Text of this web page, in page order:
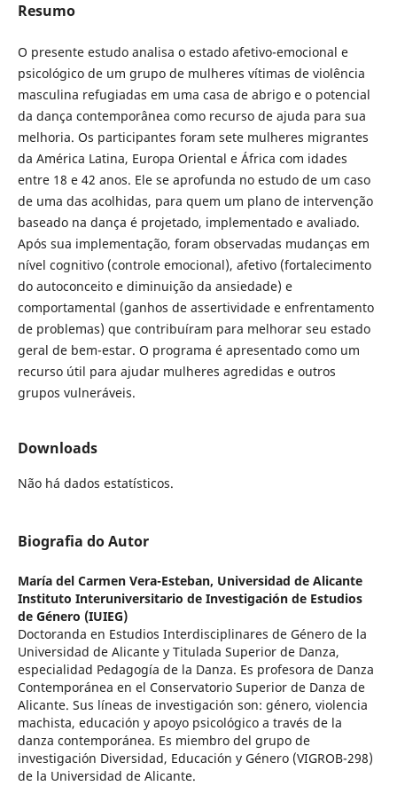
Resumo
O presente estudo analisa o estado afetivo-emocional e
psicológico de um grupo de mulheres vítimas de violência
masculina refugiadas em uma casa de abrigo e o potencial
da dança contemporânea como recurso de ajuda para sua
melhoria. Os participantes foram sete mulheres migrantes
da América Latina, Europa Oriental e África com idades
entre 18 e 42 anos. Ele se aprofunda no estudo de um caso
de uma das acolhidas, para quem um plano de intervenção
baseado na dança é projetado, implementado e avaliado.
Após sua implementação, foram observadas mudanças em
nível cognitivo (controle emocional), afetivo (fortalecimento
do autoconceito e diminuição da ansiedade) e
comportamental (ganhos de assertividade e enfrentamento
de problemas) que contribuíram para melhorar seu estado
geral de bem-estar. O programa é apresentado como um
recurso útil para ajudar mulheres agredidas e outros
grupos vulneráveis.
Downloads
Não há dados estatísticos.
Biografia do Autor
María del Carmen Vera-Esteban, Universidad de Alicante
Instituto Interuniversitario de Investigación de Estudios
de Género (IUIEG)
Doctoranda en Estudios Interdisciplinares de Género de la
Universidad de Alicante y Titulada Superior de Danza,
especialidad Pedagogía de la Danza. Es profesora de Danza
Contemporánea en el Conservatorio Superior de Danza de
Alicante. Sus líneas de investigación son: género, violencia
machista, educación y apoyo psicológico a través de la
danza contemporánea. Es miembro del grupo de
investigación Diversidad, Educación y Género (VIGROB-298)
de la Universidad de Alicante.